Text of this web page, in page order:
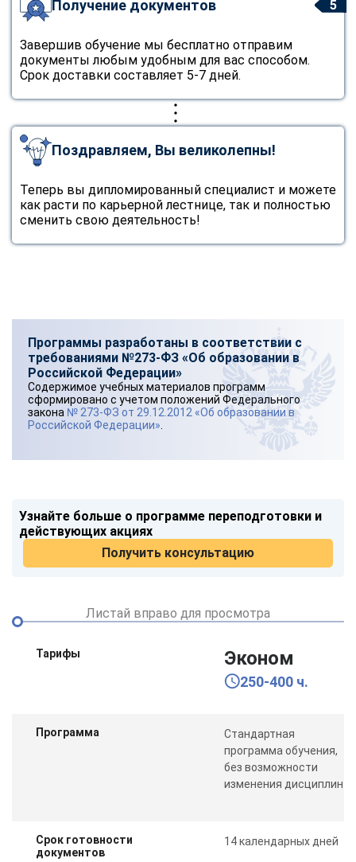
5
Получение документов
Завершив обучение мы бесплатно отправим
документы любым удобным для вас способом.
Срок доставки составляет 5-7 дней.
Поздравляем, Вы великолепны!
Теперь вы дипломированный специалист и можете
как расти по карьерной лестнице, так и полностью
сменить свою деятельность!
Программы разработаны в соответствии с
требованиями №273-ФЗ «Об образовании в
Российской Федерации»
Содержимое учебных материалов программ
сформировано с учетом положений Федерального
закона № 273-ФЗ от 29.12.2012 «Об образовании в
Российской Федерации»
Узнайте больше о программе переподготовки и
действующих акциях
Получить консультацию
Листай вправо для просмотра
Тарифы Эконом
250-400 ч.
Программа
Стандартная
программа обучения,
без возможности
изменения дисциплин
Срок готовности
документов
14 календарных дней